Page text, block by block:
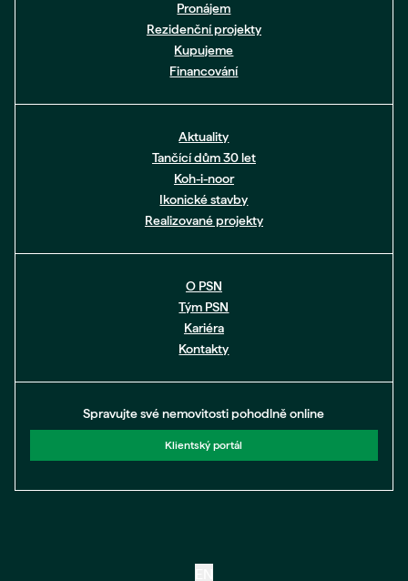
Pronájem
Rezidenční projekty
Kupujeme
Financování
Aktuality
Tančící dům 30 let
Koh-i-noor
Ikonické stavby
Realizované projekty
O PSN
Tým PSN
Kariéra
Kontakty
Spravujte své nemovitosti pohodlně online
Klientský portál